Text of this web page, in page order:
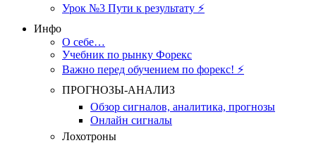
Урок №3 Пути к результату ⚡️
Инфо
О себе…
Учебник по рынку Форекс
Важно перед обучением по форекс! ⚡
ПРОГНОЗЫ-АНАЛИЗ
Обзор сигналов, аналитика, прогнозы
Онлайн сигналы
Лохотроны